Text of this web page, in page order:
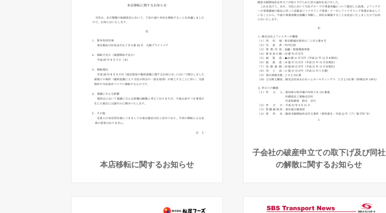
子会社の破産申立ての取下げ及び同社
の解散に関するお知らせ
本店移転に関するお知らせ